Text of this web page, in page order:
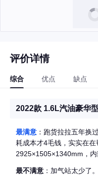
评价详情
综合 优点 缺点
2022款 1.6L汽油豪华
最满意 ：跑货拉拉五年换
耗成本才4毛钱，实实在在帮我省下不
2925×1505×1340mm，
装卸货效率直接翻倍，不用费劲搬挪。 驾驶感受远超预期，1.6L天然气发动机
最不满意 ：加气站太少了